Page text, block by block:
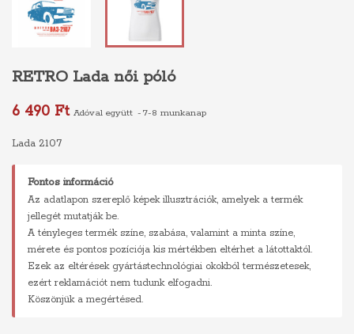
RETRO Lada női póló
6 490 Ft Adóval együtt 7-8 munkanap
Lada 2107
Fontos információ
Az adatlapon szereplő képek illusztrációk, amelyek a termék
jellegét mutatják be.
A tényleges termék színe, szabása, valamint a minta színe,
mérete és pontos pozíciója kis mértékben eltérhet a látottaktól.
Ezek az eltérések gyártástechnológiai okokból természetesek,
ezért reklamációt nem tudunk elfogadni.
Köszönjük a megértésed.